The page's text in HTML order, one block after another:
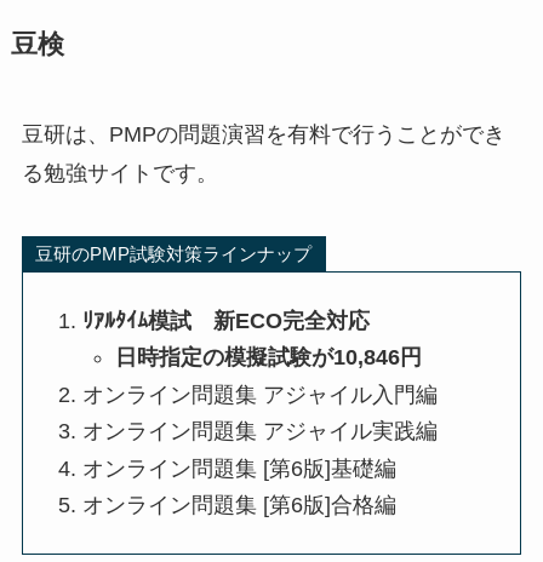
豆検
豆研は、PMPの問題演習を有料で行うことができ
る勉強サイトです。
豆研のPMP試験対策ラインナップ
ﾘｱﾙﾀｲﾑ模試 新ECO完全対応
日時指定の模擬試験が10,846円
オンライン問題集 アジャイル入門編
オンライン問題集 アジャイル実践編
オンライン問題集 [第6版]基礎編
オンライン問題集 [第6版]合格編